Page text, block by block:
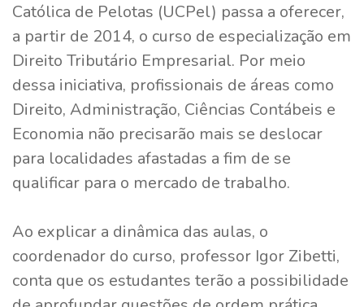
Católica de Pelotas (UCPel) passa a oferecer,
a partir de 2014, o curso de especialização em
Direito Tributário Empresarial. Por meio
dessa iniciativa, profissionais de áreas como
Direito, Administração, Ciências Contábeis e
Economia não precisarão mais se deslocar
para localidades afastadas a fim de se
qualificar para o mercado de trabalho.
Ao explicar a dinâmica das aulas, o
coordenador do curso, professor Igor Zibetti,
conta que os estudantes terão a possibilidade